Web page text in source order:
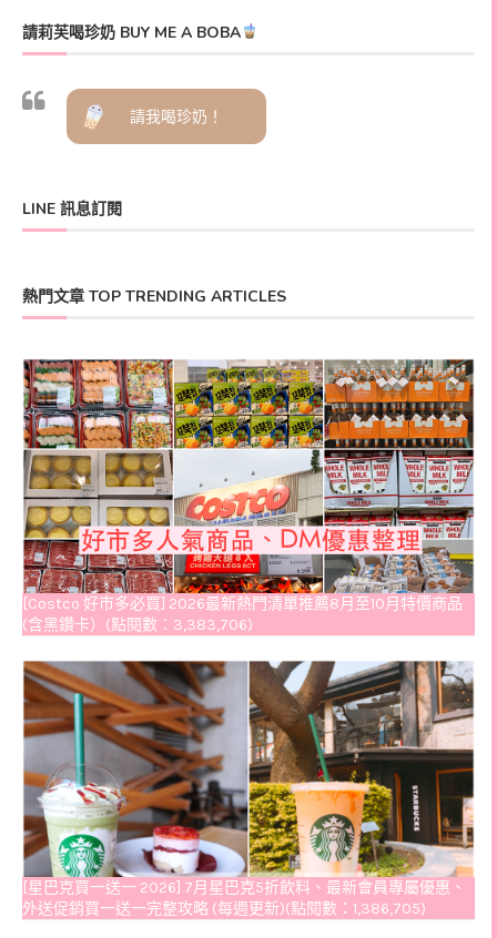
請莉芙喝珍奶 BUY ME A BOBA
請我喝珍奶！
LINE 訊息訂閱
熱門文章 TOP TRENDING ARTICLES
[Costco 好市多必買] 2026最新熱門清單推薦8月至10月特價商品
(含黑鑽卡）(點閱數：3,383,706)
[星巴克買一送一 2026] 7月星巴克5折飲料、最新會員專屬優惠、
外送促銷買一送一完整攻略 (每週更新)(點閱數：1,386,705)